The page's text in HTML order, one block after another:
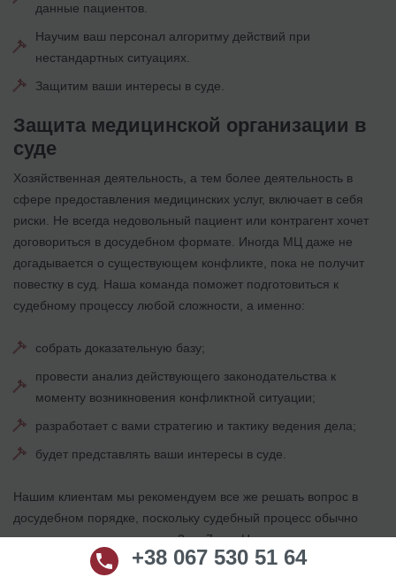
данные пациентов.
Научим ваш персонал алгоритму действий при
нестандартных ситуациях.
Защитим ваши интересы в суде.
Защита медицинской организации в
суде
Хозяйственная деятельность, а тем более деятельность в
сфере предоставления медицинских услуг, включает в себя
риски. Не всегда недовольный пациент или контрагент хочет
договориться в досудебном формате. Иногда МЦ даже не
догадывается о существующем конфликте, пока не получит
повестку в суд. Наша команда поможет подготовиться к
судебному процессу любой сложности, а именно:
собрать доказательную базу;
провести анализ действующего законодательства к
моменту возникновения конфликтной ситуации;
разработает с вами стратегию и тактику ведения дела;
будет представлять ваши интересы в суде.
Нашим клиентам мы рекомендуем все же решать вопрос в
досудебном порядке, поскольку судебный процесс обычно
длится довольно долго – от 2 до 7 лет. Но наши клиенты точно
знают, что 60% успеха – это надлежащим образом
+38 067 530 51 64